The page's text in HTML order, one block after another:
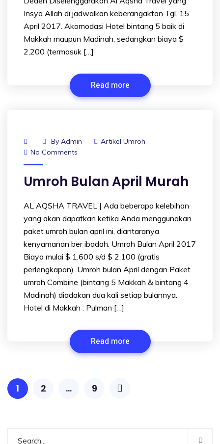
Insya Allah di jadwalkan keberangaktan Tgl. 15
April 2017. Akomodasi Hotel bintang 5 baik di
Makkah maupun Madinah, sedangkan biaya $
2,200 (termasuk […]
Read more
By Admin
Artikel Umroh
No Comments
Umroh Bulan April Murah
AL AQSHA TRAVEL | Ada beberapa kelebihan
yang akan dapatkan ketika Anda menggunakan
paket umroh bulan april ini, diantaranya
kenyamanan ber ibadah. Umroh Bulan April 2017
Biaya mulai $ 1,600 s/d $ 2,100 (gratis
perlengkapan). Umroh bulan April dengan Paket
umroh Combine (bintang 5 Makkah & bintang 4
Madinah) diadakan dua kali setiap bulannya.
Hotel di Makkah : Pulman […]
Read more
1 2 … 9